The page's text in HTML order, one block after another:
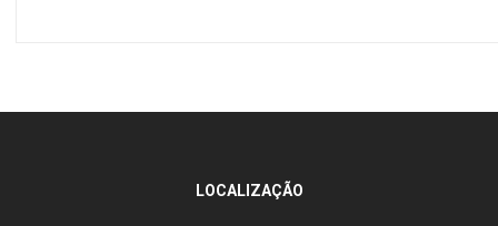
LOCALIZAÇÃO